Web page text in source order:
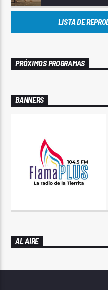
LISTA DE
PRÓXIMOS PROGRAMAS
BANNERS
AL AIRE